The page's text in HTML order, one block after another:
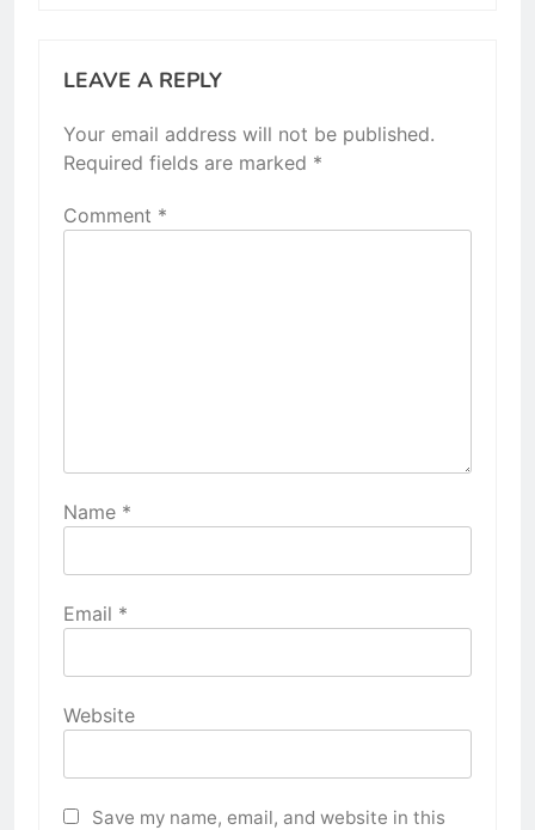
LEAVE A REPLY
Your email address will not be published.
Required fields are marked *
Comment *
Name *
Email *
Website
Save my name, email, and website in this